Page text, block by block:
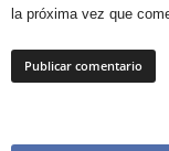
la próxima vez que